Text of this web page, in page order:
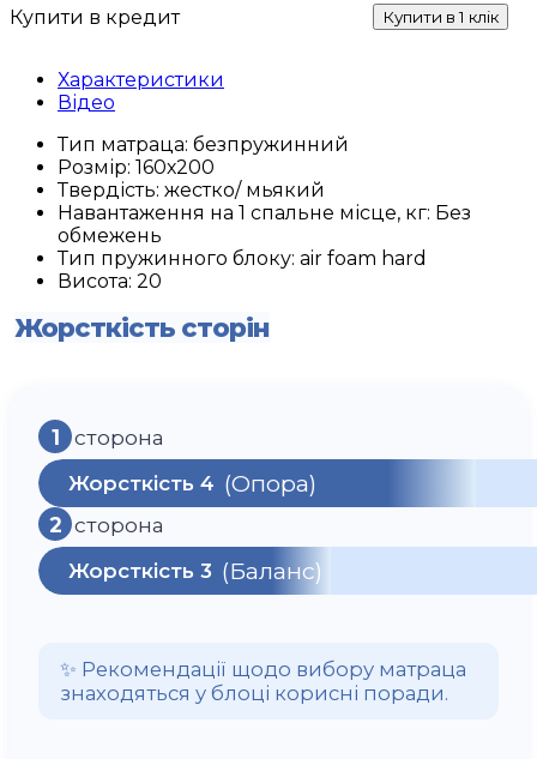
Купити в кредит Купити в 1 клік
Характеристики
Відео
Тип матраца: безпружинний
Розмір: 160х200
Твердість: жестко/ мьякий
Навантаження на 1 спальне місце, кг: Без
обмежень
Тип пружинного блоку: air foam hard
Висота: 20
Жорсткість сторін
1 сторона
Жорсткість 4 (Опора)
2 сторона
Жорсткість 3 (Баланс)
✨ Рекомендації щодо вибору матраца
знаходяться у блоці корисні поради.